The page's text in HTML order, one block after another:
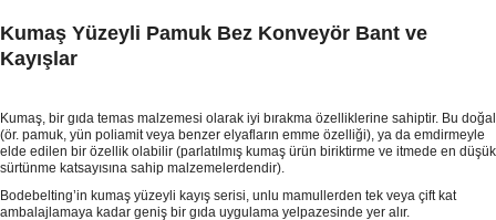
Kumaş Yüzeyli Pamuk Bez Konveyör Bant ve
Kayışlar
Kumaş, bir gıda temas malzemesi olarak iyi bırakma özelliklerine sahiptir. Bu doğal
(ör. pamuk, yün poliamit veya benzer elyafların emme özelliği), ya da emdirmeyle
elde edilen bir özellik olabilir (parlatılmış kumaş ürün biriktirme ve itmede en düşük
sürtünme katsayısına sahip malzemelerdendir).
Bodebelting’in kumaş yüzeyli kayış serisi, unlu mamullerden tek veya çift kat
ambalajlamaya kadar geniş bir gıda uygulama yelpazesinde yer alır.